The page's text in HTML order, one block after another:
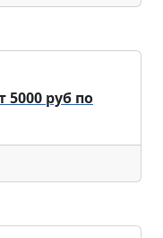
5000 руб по